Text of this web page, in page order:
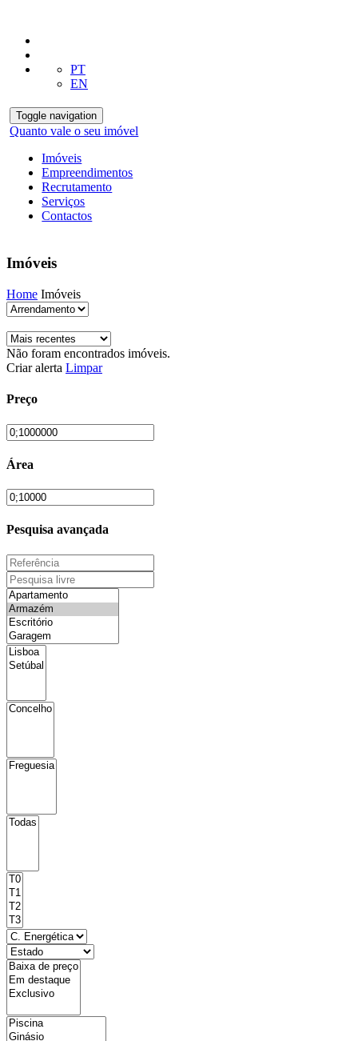
PT
EN
Toggle navigation
Quanto vale o seu imóvel
Imóveis
Empreendimentos
Recrutamento
Serviços
Contactos
Imóveis
Home Imóveis
Não foram encontrados imóveis.
Criar alerta Limpar
Preço
Área
Pesquisa avançada